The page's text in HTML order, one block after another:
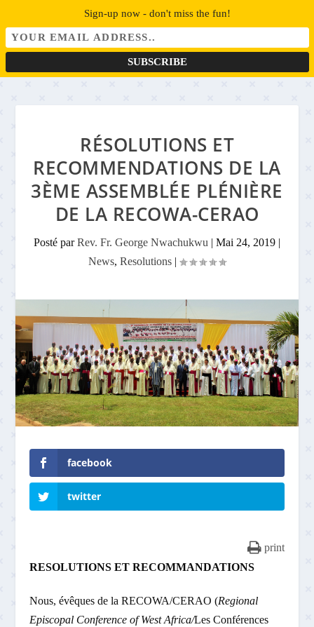
RÉSOLUTIONS ET
RECOMMENDATIONS DE LA
3ÈME ASSEMBLÉE PLÉNIÈRE
DE LA RECOWA-CERAO
Posté parRev. Fr. George Nwachukwu | Mai 24, 2019 |
News, Resolutions |
facebook
twitter
print
RESOLUTIONS ET RECOMMANDATIONS
Nous, évêques de la RECOWA/CERAO (Regional
Episcopal Conference of West Africa/Les Conférences
Sign-up now - don't miss the fun!